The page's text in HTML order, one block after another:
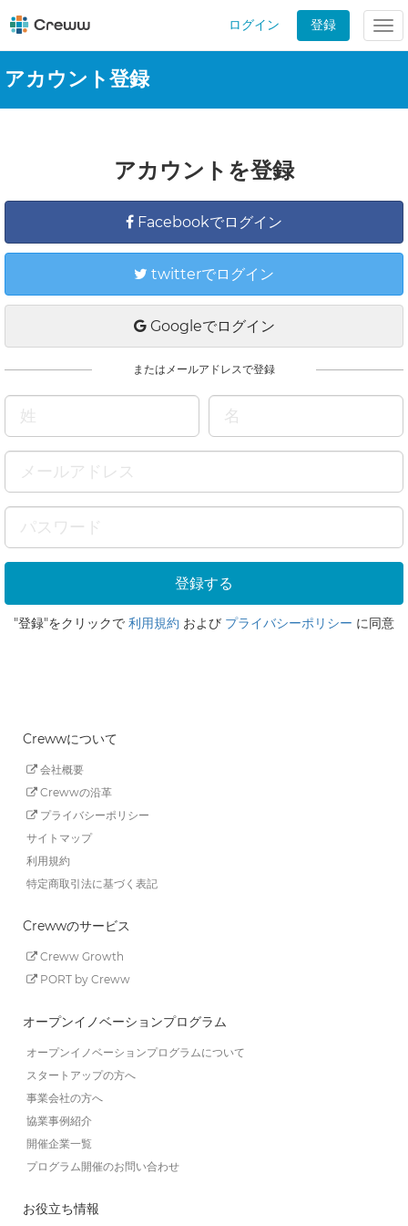
ログイン 登録
アカウント登録
アカウントを登録
Facebookでログイン
twitterでログイン
Googleでログイン
またはメールアドレスで登録
"登録"をクリックで 利用規約 および プライバシーポリシー に同意
Crewwについて
会社概要
Crewwの沿革
プライバシーポリシー
サイトマップ
利用規約
特定商取引法に基づく表記
Crewwのサービス
Creww Growth
PORT by Creww
オープンイノベーションプログラム
オープンイノベーションプログラムについて
スタートアップの方へ
事業会社の方へ
協業事例紹介
開催企業一覧
プログラム開催のお問い合わせ
お役立ち情報